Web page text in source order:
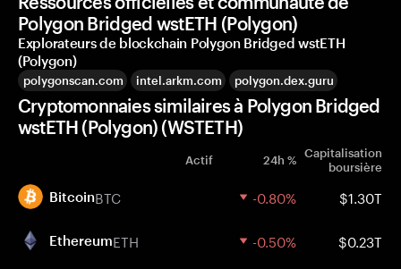
Polygon Bridged wstETH (Polygon)
Explorateurs de blockchain Polygon Bridged wstETH
(Polygon)
polygonscan.com intel.arkm.com polygon.dex.guru
Cryptomonnaies similaires à Polygon Bridged
wstETH (Polygon) (WSTETH)
Actif 24h % Capitalisation
boursière
BitcoinBTC -0.80% $1.30T
EthereumETH -0.50% $0.23T